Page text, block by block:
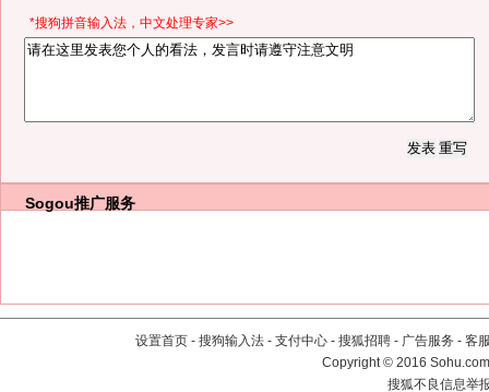
*搜狗拼音输入法，中文处理专家>>
Sogou推广服务
设置首页 - 搜狗输入法 - 支付中心 - 搜狐招聘 - 广告服务 - 客
Copyright©2016
搜狐不良信息举